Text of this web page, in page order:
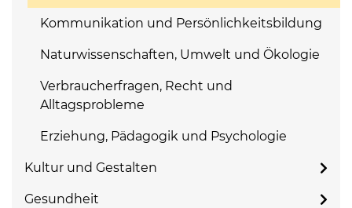
Kommunikation und Persönlichkeitsbildung
Naturwissenschaften, Umwelt und Ökologie
Verbraucherfragen, Recht und
Alltagsprobleme
Erziehung, Pädagogik und Psychologie
Kultur und Gestalten
Gesundheit